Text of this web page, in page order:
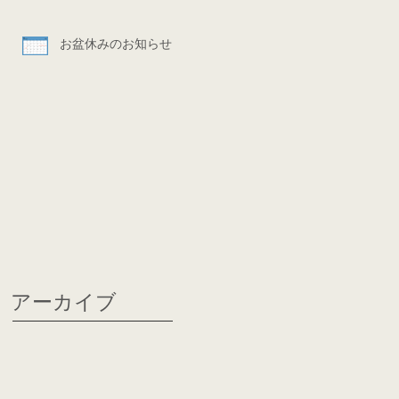
お盆休みのお知らせ
アーカイブ